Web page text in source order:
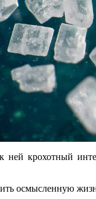
ней крохотный
осмысленную